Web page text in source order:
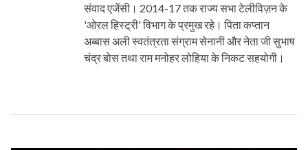
संवाद एजेंसी। 2014-17 तक राज्य सभा टेलीविज़न के
'ओरल हिस्ट्री' विभाग के प्रमुख रहे। पिता कप्तान
अब्बास अली स्वतंत्रता संग्राम सेनानी और नेता जी सुभाष
चंद्र बोस तथा राम मनोहर लोहिया के निकट सहयोगी।